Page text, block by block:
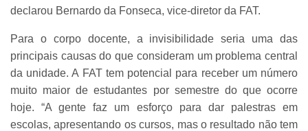
declarou Bernardo da Fonseca, vice-diretor da FAT.
Para o corpo docente, a invisibilidade seria uma das
principais causas do que consideram um problema central
da unidade. A FAT tem potencial para receber um número
muito maior de estudantes por semestre do que ocorre
hoje. “A gente faz um esforço para dar palestras em
escolas, apresentando os cursos, mas o resultado não tem